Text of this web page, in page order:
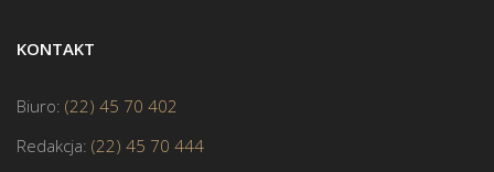
KONTAKT
Biuro: (22) 45 70 402
Redakcja: (22) 45 70 444